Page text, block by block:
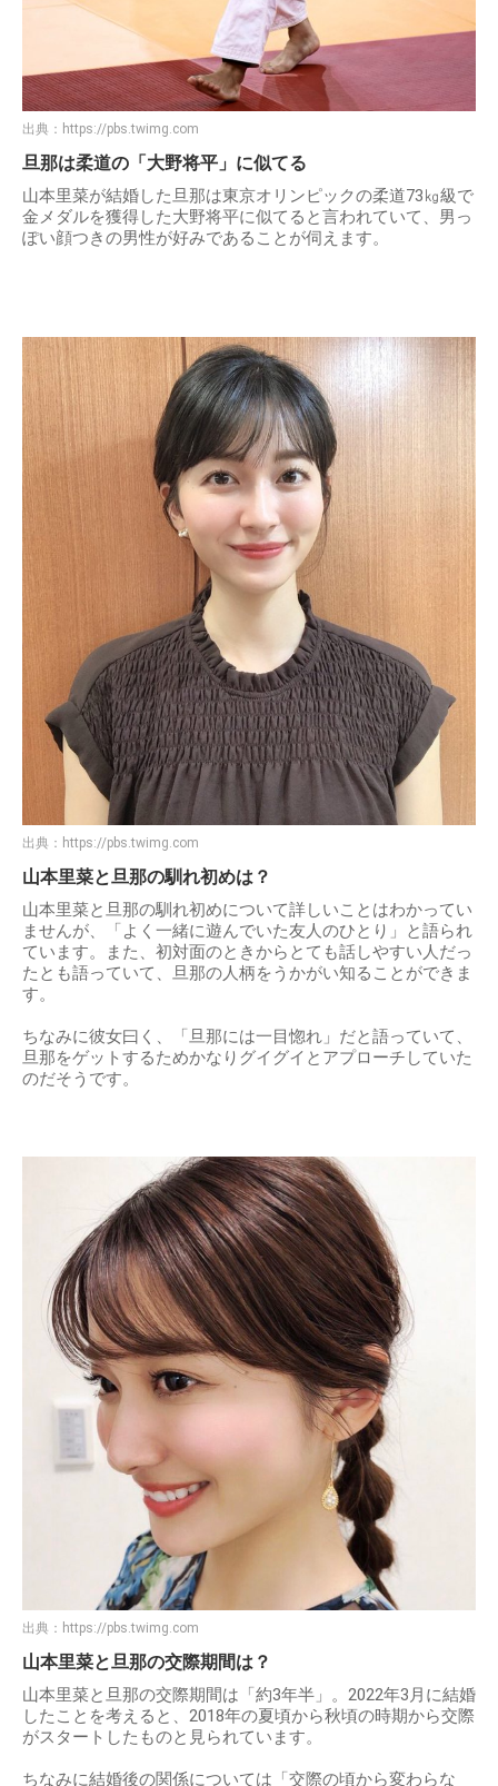
出典： https://pbs.twimg.com
旦那は柔道の「大野将平」に似てる
山本里菜が結婚した旦那は東京オリンピックの柔道73㎏級で
金メダルを獲得した大野将平に似てると言われていて、男っ
ぽい顔つきの男性が好みであることが伺えます。
出典： https://pbs.twimg.com
山本里菜と旦那の馴れ初めは？
山本里菜と旦那の馴れ初めについて詳しいことはわかってい
ませんが、「よく一緒に遊んでいた友人のひとり」と語られ
ています。また、初対面のときからとても話しやすい人だっ
たとも語っていて、旦那の人柄をうかがい知ることができま
す。
ちなみに彼女曰く、「旦那には一目惚れ」だと語っていて、
旦那をゲットするためかなりグイグイとアプローチしていた
のだそうです。
出典： https://pbs.twimg.com
山本里菜と旦那の交際期間は？
山本里菜と旦那の交際期間は「約3年半」。2022年3月に結婚
したことを考えると、2018年の夏頃から秋頃の時期から交際
がスタートしたものと見られています。
ちなみに結婚後の関係については「交際の頃から変わらな